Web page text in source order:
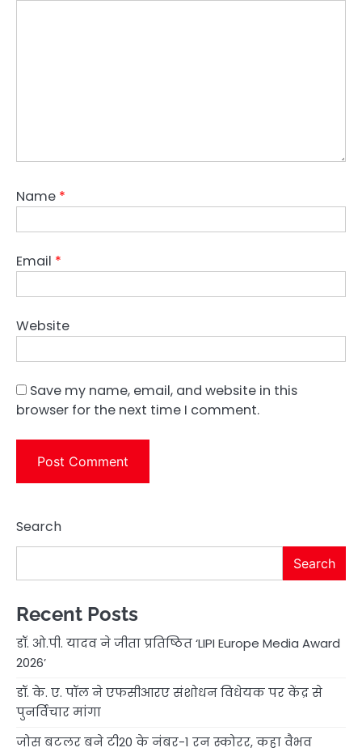
Name *
Email *
Website
Save my name, email, and website in this
browser for the next time I comment.
Search
Search
Recent Posts
डॉ. ओ.पी. यादव ने जीता प्रतिष्ठित ‘LIPI Europe Media Award
2026’
डॉ. के. ए. पॉल ने एफसीआरए संशोधन विधेयक पर केंद्र से
पुनर्विचार मांगा
जोस बटलर बने टी20 के नंबर-1 रन स्कोरर, कहा वैभव